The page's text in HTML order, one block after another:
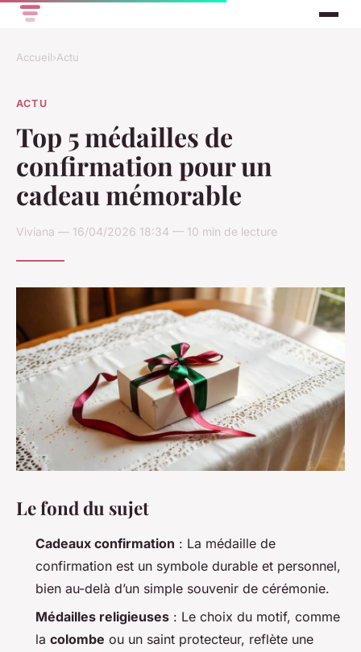
Accueil›Actu
ACTU
Top 5 médailles de
confirmation pour un
cadeau mémorable
Viviana — 16/04/2026 18:34 — 10 min de lecture
Le fond du sujet
Cadeaux confirmation : La médaille de
confirmation est un symbole durable et personnel,
bien au-delà d’un simple souvenir de cérémonie.
Médailles religieuses : Le choix du motif, comme
la colombe ou un saint protecteur, reflète une